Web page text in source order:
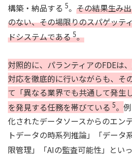
構築・納品する 5。 その結果生み
のない、その場限りのスパゲッテ
ドシステムである5。
対照的に、パランティアのFDEは
対応を徹底的に行いながらも、そ
て「異なる業界でも共通して発生
を発見する任務を帯びている 5。
化されたデータソースからのエン
トデータの時系列推論」「データ
限管理」「AIの監査可能性」とい